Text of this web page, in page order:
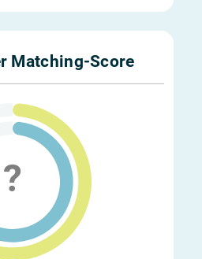
Matching-Score